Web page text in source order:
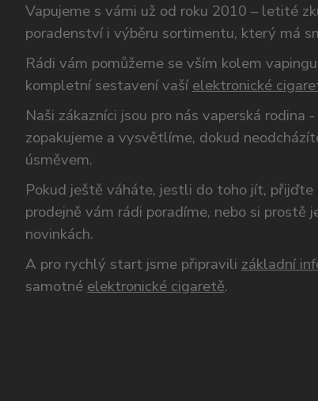
Vapujeme s vámi už od roku 2010 – letité
poradenství i výběru sortimentu, který má
Rádi vám pomůžeme se vším kolem
kompletní sestavení vaší elektronické
Naši zákazníci jsou pro nás vaperská rodina
zopakujeme a vysvětlíme, dokud
úsměvem.
Pokud ještě váháte, jestli do toho jít, přijďte
prodejně vám rádi poradíme, nebo si prostě
novinkách.
A pro rychlý start jsme připravili základní
samotné elektronické cigaretě.